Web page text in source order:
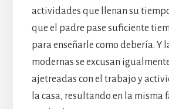
actividades que llenan su
que el padre pase suficiente
para enseñarle como debería. Y
modernas se excusan
ajetreadas con el trabajo y
la casa, resultando en la misma